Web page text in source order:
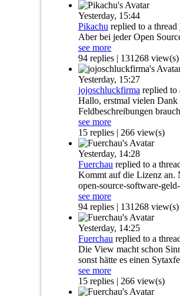
Yesterday, 15:44
Pikachu replied to a thread
Aber bei jeder Open
see more
94 replies | 131268 view(s)
Yesterday, 15:27
jojoschluckfirma replied to
Hallo, erstmal vielen
Feldbeschreibungen
see more
15 replies | 266 view(s)
Yesterday, 14:28
Fuerchau replied to a
Kommt auf die Lizenz an.
open-source-software-
see more
94 replies | 131268 view(s)
Yesterday, 14:25
Fuerchau replied to a
Die View macht schon
sonst hätte es einen
see more
15 replies | 266 view(s)